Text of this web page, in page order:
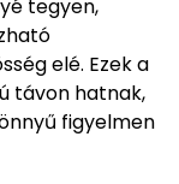
tegyen,
elé. Ezek a
távon hatnak,
figyelmen